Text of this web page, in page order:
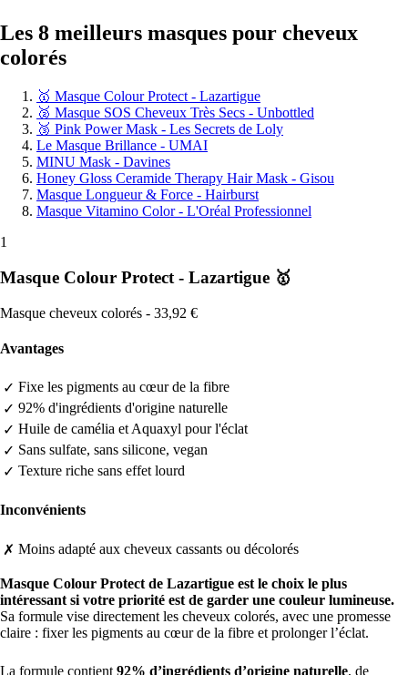
Les 8 meilleurs masques pour cheveux
colorés
🥇 Masque Colour Protect - Lazartigue
🥈 Masque SOS Cheveux Très Secs - Unbottled
🥉 Pink Power Mask - Les Secrets de Loly
Le Masque Brillance - UMAI
MINU Mask - Davines
Honey Gloss Ceramide Therapy Hair Mask - Gisou
Masque Longueur & Force - Hairburst
Masque Vitamino Color - L'Oréal Professionnel
1
Masque Colour Protect - Lazartigue 🥇
Masque cheveux colorés - 33,92 €
Avantages
✓ Fixe les pigments au cœur de la fibre
✓ 92% d'ingrédients d'origine naturelle
✓ Huile de camélia et Aquaxyl pour l'éclat
✓ Sans sulfate, sans silicone, vegan
✓ Texture riche sans effet lourd
Inconvénients
✗ Moins adapté aux cheveux cassants ou décolorés
Masque Colour Protect de Lazartigue est le choix le plus
intéressant si votre priorité est de garder une couleur lumineuse.
Sa formule vise directement les cheveux colorés, avec une promesse
claire : fixer les pigments au cœur de la fibre et prolonger l’éclat.
La formule contient 92% d’ingrédients d’origine naturelle, de